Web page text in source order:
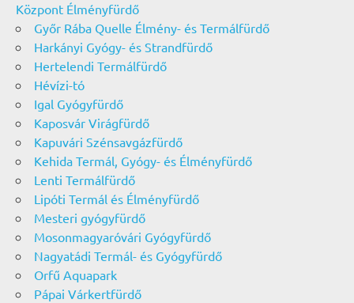
Központ Élményfürdő
Győr Rába Quelle Élmény- és Termálfürdő
Harkányi Gyógy- és Strandfürdő
Hertelendi Termálfürdő
Hévízi-tó
Igal Gyógyfürdő
Kaposvár Virágfürdő
Kapuvári Szénsavgázfürdő
Kehida Termál, Gyógy- és Élményfürdő
Lenti Termálfürdő
Lipóti Termál és Élményfürdő
Mesteri gyógyfürdő
Mosonmagyaróvári Gyógyfürdő
Nagyatádi Termál- és Gyógyfürdő
Orfű Aquapark
Pápai Várkertfürdő